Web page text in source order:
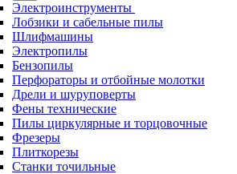
Электроинструменты
Лобзики и сабельные пилы
Шлифмашины
Электропилы
Бензопилы
Перфораторы и отбойные молотки
Дрели и шуруповерты
Фены технические
Пилы циркулярные и торцовочные
Фрезеры
Плиткорезы
Станки точильные